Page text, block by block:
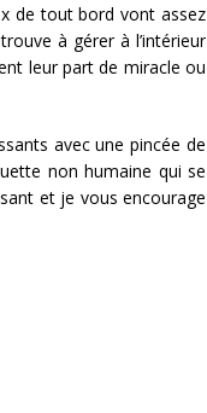
de tout bord vont assez
à gérer à l’intérieur
leur part de miracle ou
avec une pincée de
non humaine qui se
et je vous encourage